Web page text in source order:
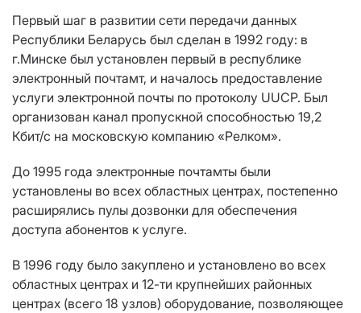
Первый шаг в развитии сети передачи данных
Республики Беларусь был сделан в 1992 году: в
г.Минске был установлен первый в республике
электронный почтамт, и началось предоставление
услуги электронной почты по протоколу UUCP. Был
организован канал пропускной способностью 19,2
Кбит/с на московскую компанию «Релком».
До 1995 года электронные почтамты были
установлены во всех областных центрах, постепенно
расширялись пулы дозвонки для обеспечения
доступа абонентов к услуге.
В 1996 году было закуплено и установлено во всех
областных центрах и 12-ти крупнейших районных
центрах (всего 18 узлов) оборудование, позволяющее